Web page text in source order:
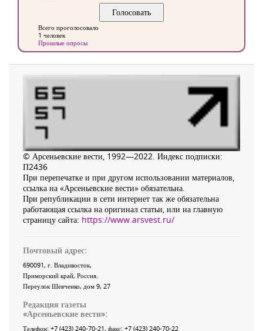
Всего проголосовало
1 человек
Прошлые опросы
© Арсеньевские вести, 1992—2022. Индекс подписки:
П2436
При перепечатке и при другом использовании материалов,
ссылка на «Арсеньевские вести» обязательна.
При републикации в сети интернет так же обязательна
работающая ссылка на оригинал статьи, или на главную
страницу сайта: https://www.arsvest.ru/
Почтовый адрес:
690091, г. Владивосток,
Приморский край, Россия.
Переулок Шевченко, дом 9, 27
Редакция газеты
«Арсеньевские вести»:
Телефон: +7 (423) 240-70-21, факс: +7 (423) 240-70-22